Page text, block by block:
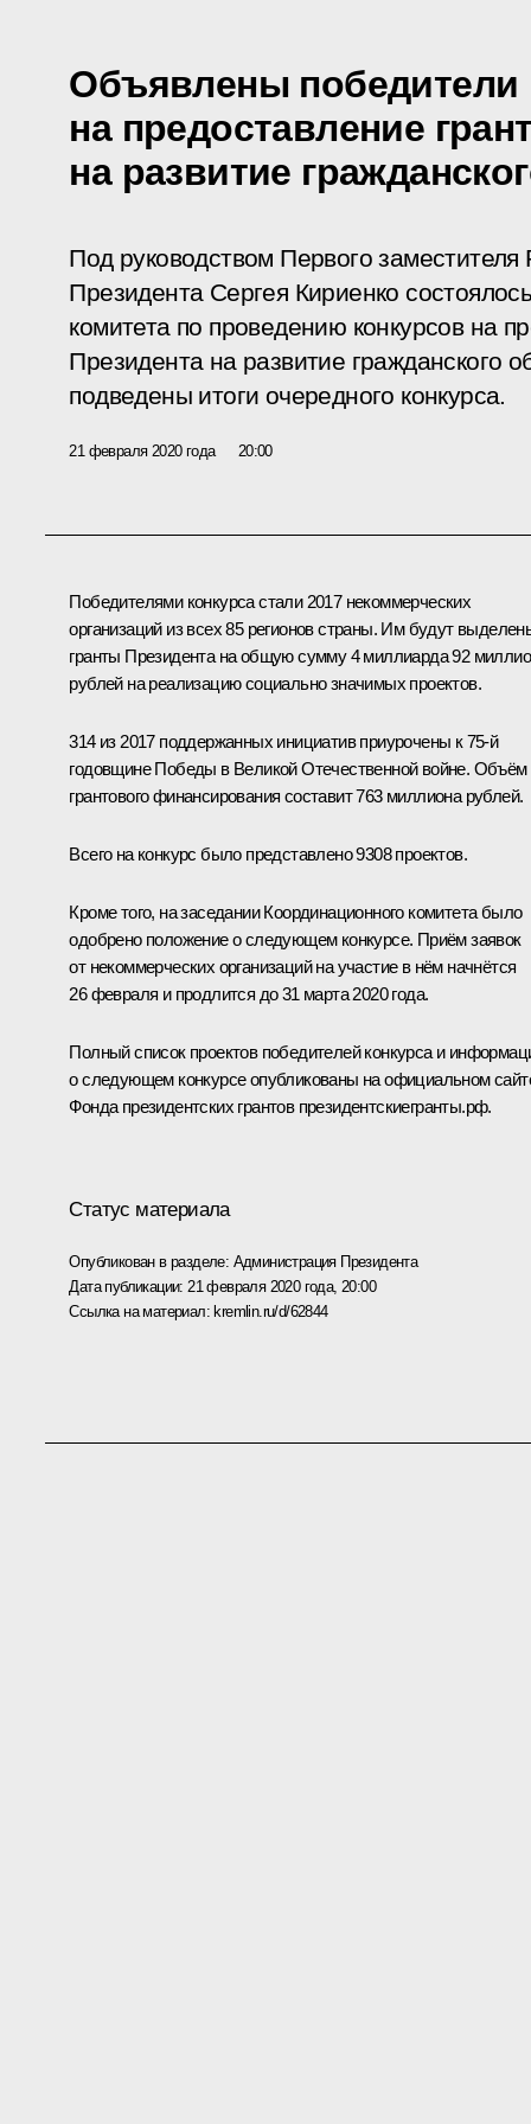
Объявлены победители
на предоставление
на развитие
Под руководством Первого
Президента Сергея Кириенко
комитета по проведению конкурсов на
Президента на развитие гражданского
подведены итоги очередного конкурса.
21 февраля 2020 года 20:00
Победителями конкурса стали 2017 некоммерческих
организаций из всех 85 регионов страны. Им будут
гранты Президента на общую сумму 4 миллиарда 92
рублей на реализацию социально значимых проектов.
314 из 2017 поддержанных инициатив приурочены к 75-й
годовщине Победы в Великой Отечественной войне. Объём
грантового финансирования составит 763 миллиона рублей.
Всего на конкурс было представлено 9308 проектов.
Кроме того, на заседании Координационного комитета было
одобрено положение о следующем конкурсе. Приём заявок
от некоммерческих организаций на участие в нём начнётся
26 февраля и продлится до 31 марта 2020 года.
Полный список проектов победителей конкурса и
о следующем конкурсе опубликованы на официальном
Фонда президентских грантов президентскиегранты.рф.
Статус материала
Опубликован в разделе: Администрация Президента
Дата публикации: 21 февраля 2020 года, 20:00
Ссылка на материал: kremlin.ru/d/62844